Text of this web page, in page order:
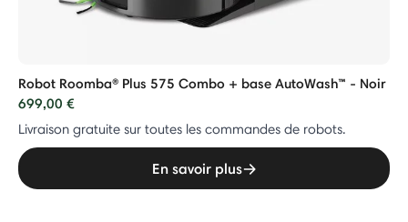
Robot Roomba® Plus 575 Combo + base AutoWash™ - Noir
699,00 €
Livraison gratuite sur toutes les commandes de robots.
En savoir plus